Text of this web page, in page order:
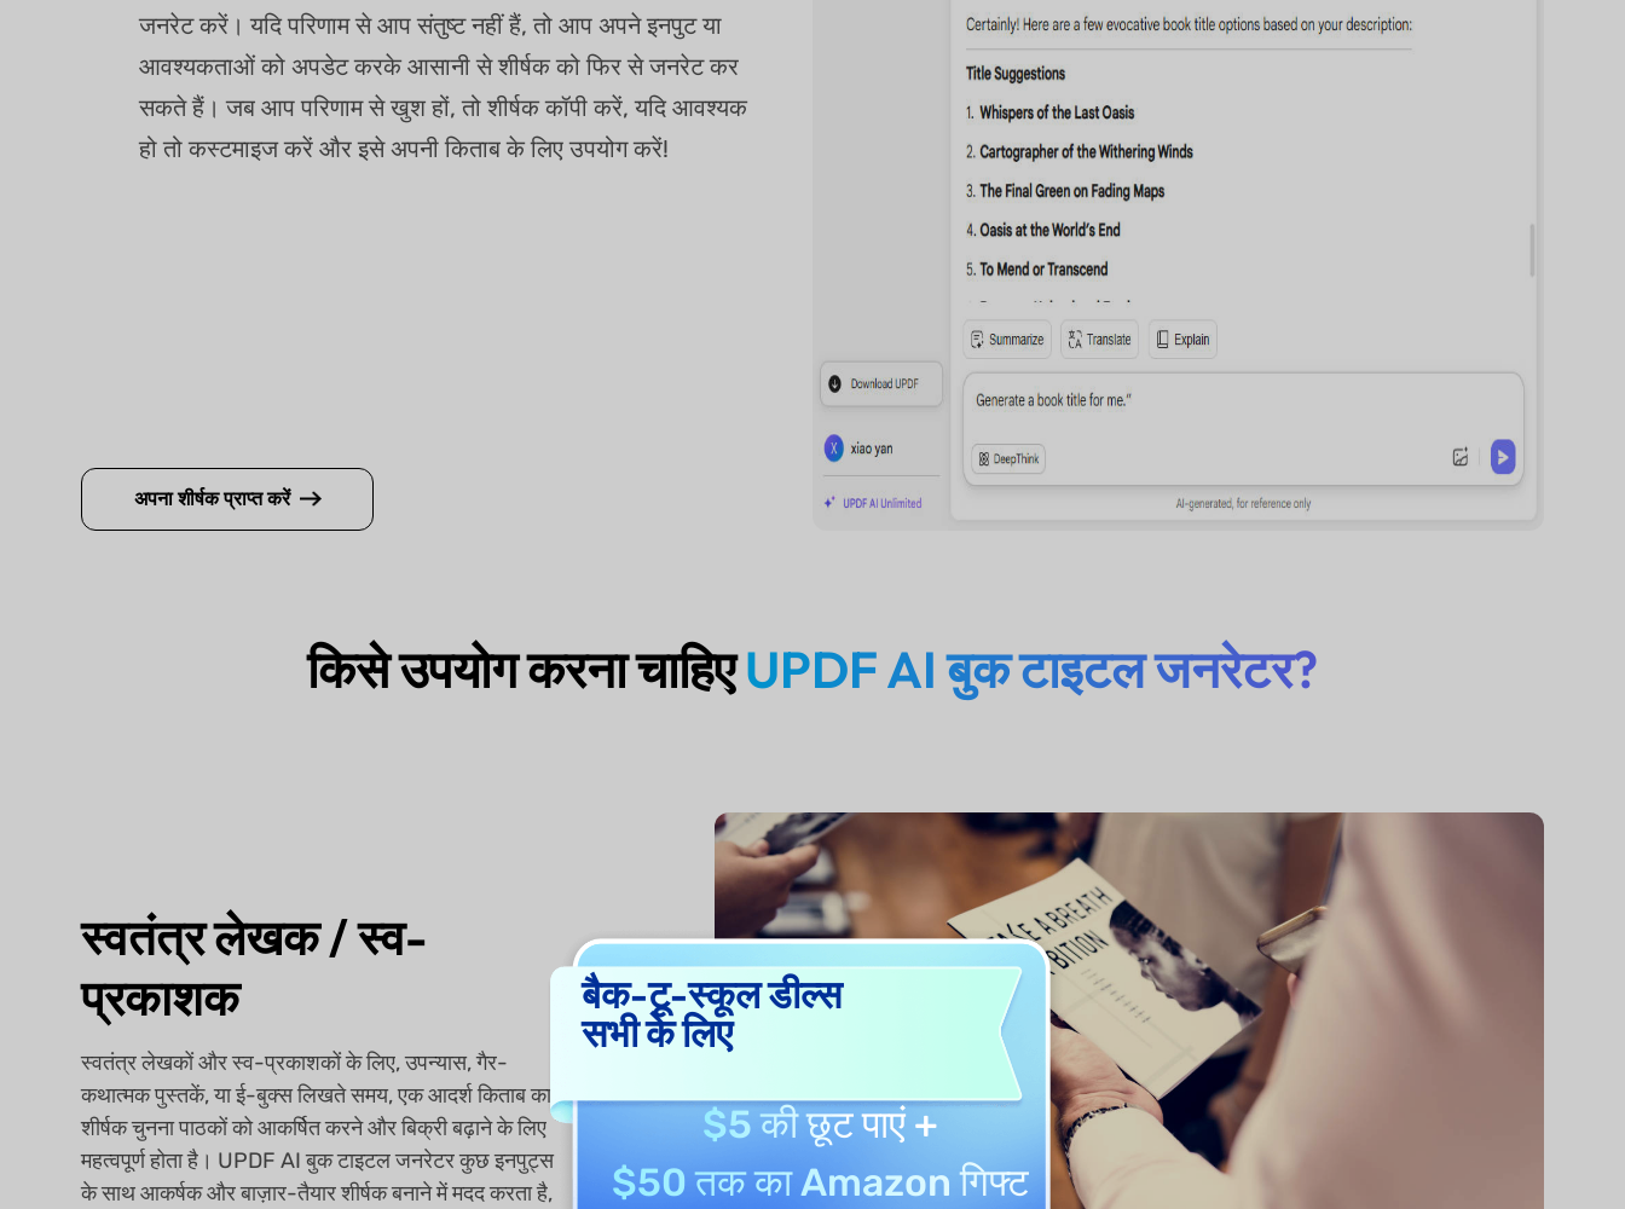
जनरेट करें। यदि परिणाम से आप संतुष्ट नहीं हैं, तो आप अपने इनपुट या
आवश्यकताओं को अपडेट करके आसानी से शीर्षक को फिर से जनरेट कर
सकते हैं। जब आप परिणाम से खुश हों, तो शीर्षक कॉपी करें, यदि आवश्यक
हो तो कस्टमाइज करें और इसे अपनी किताब के लिए उपयोग करें!
अपना शीर्षक प्राप्त करें
किसे उपयोग करना चाहिएUPDF AI बुक टाइटल जनरेटर?
स्वतंत्र लेखक / स्व-
प्रकाशक
स्वतंत्र लेखकों और स्व-प्रकाशकों के लिए, उपन्यास, गैर-
कथात्मक पुस्तकें, या ई-बुक्स लिखते समय, एक आदर्श किताब का
शीर्षक चुनना पाठकों को आकर्षित करने और बिक्री बढ़ाने के लिए
महत्वपूर्ण होता है। UPDF AI बुक टाइटल जनरेटर कुछ इनपुट्स
के साथ आकर्षक और बाज़ार-तैयार शीर्षक बनाने में मदद करता है,
बैक-टू-स्कूल डील्स
सभी के लिए
$5 की छूटपाएं +
$50 तक का Amazon गिफ्ट